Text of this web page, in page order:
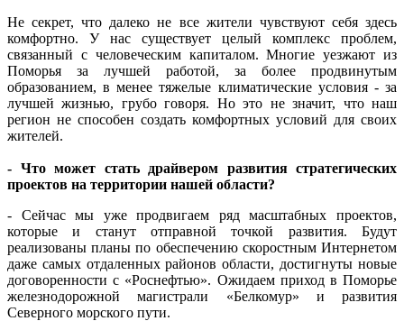
Не секрет, что далеко не все жители чувствуют себя здесь
комфортно. У нас существует целый комплекс проблем,
связанный с человеческим капиталом. Многие уезжают из
Поморья за лучшей работой, за более продвинутым
образованием, в менее тяжелые климатические условия - за
лучшей жизнью, грубо говоря. Но это не значит, что наш
регион не способен создать комфортных условий для своих
жителей.
- Что может стать драйвером развития стратегических
проектов на территории нашей области?
- Сейчас мы уже продвигаем ряд масштабных проектов,
которые и станут отправной точкой развития. Будут
реализованы планы по обеспечению скоростным Интернетом
даже самых отдаленных районов области, достигнуты новые
договоренности с «Роснефтью». Ожидаем приход в Поморье
железнодорожной магистрали «Белкомур» и развития
Северного морского пути.